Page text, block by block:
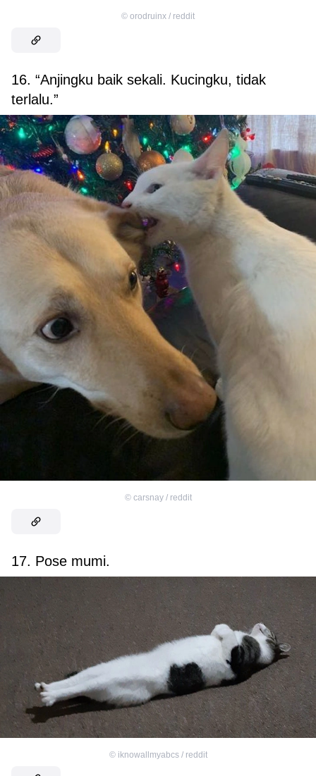
© orodruinx / reddit
16. “Anjingku baik sekali. Kucingku, tidak
terlalu.”
© carsnay / reddit
17. Pose mumi.
© iknowallmyabcs / reddit